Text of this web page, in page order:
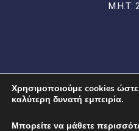
Μ.Η.Τ.
Χρησιμοποιούμε cookies
καλύτερη δυνατή εμπειρία.
Μπορείτε να μάθετε